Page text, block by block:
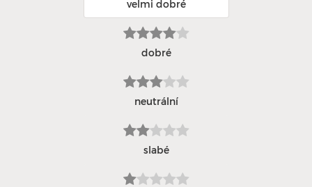
velmi dobré
dobré
neutrální
slabé